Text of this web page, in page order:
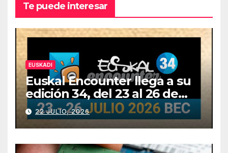
Te puede interesar
EUSKADI
Euskal Encounter llega a su
edición 34, del 23 al 26 de
julio
22 JULIO, 2026